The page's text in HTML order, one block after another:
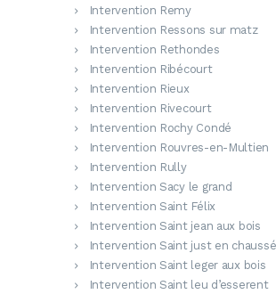
Intervention Remy
Intervention Ressons sur matz
Intervention Rethondes
Intervention Ribécourt
Intervention Rieux
Intervention Rivecourt
Intervention Rochy Condé
Intervention Rouvres-en-Multien
Intervention Rully
Intervention Sacy le grand
Intervention Saint Félix
Intervention Saint jean aux bois
Intervention Saint just en
Intervention Saint leger aux bois
Intervention Saint leu d’esserent